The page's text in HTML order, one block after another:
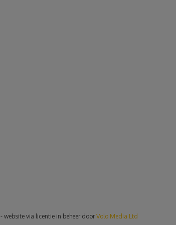
- website via licentie in beheer door Volo Media Ltd